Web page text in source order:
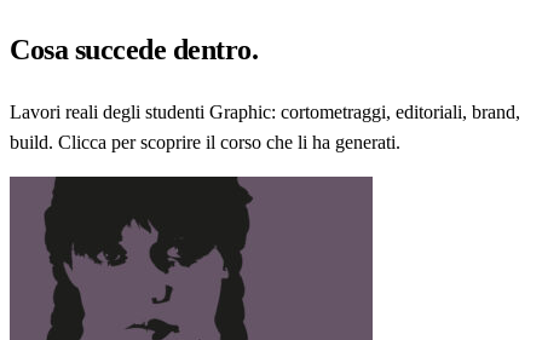
Cosasuccede dentro.
Lavori reali degli studenti Graphic: cortometraggi, editoriali, brand,
build. Clicca per scoprire il corso che li ha generati.